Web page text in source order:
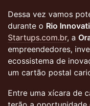
Dessa vez vamos
durante o Rio
Startups.com.br, a
empreendedores,
ecossistema de
um cartão postal
Entre uma xícara de